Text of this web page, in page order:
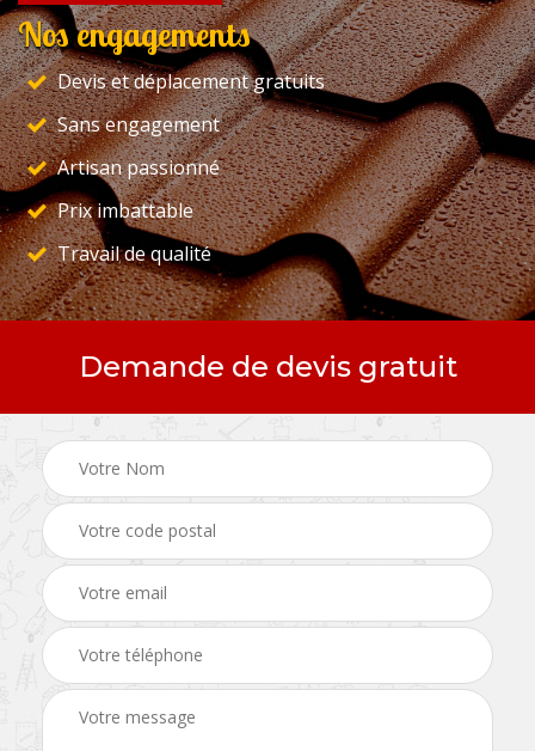
Nos engagements
Devis et déplacement gratuits
Sans engagement
Artisan passionné
Prix imbattable
Travail de qualité
Demande de devis gratuit